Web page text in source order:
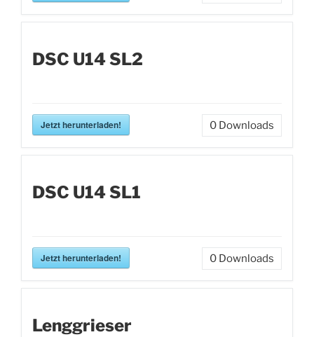
DSC U14 SL2
Jetzt herunterladen! 0 Downloads
DSC U14 SL1
Jetzt herunterladen! 0 Downloads
Lenggrieser